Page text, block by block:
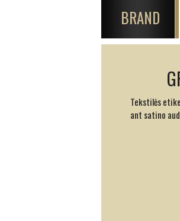
BRAND
Tekstilės
ant satino